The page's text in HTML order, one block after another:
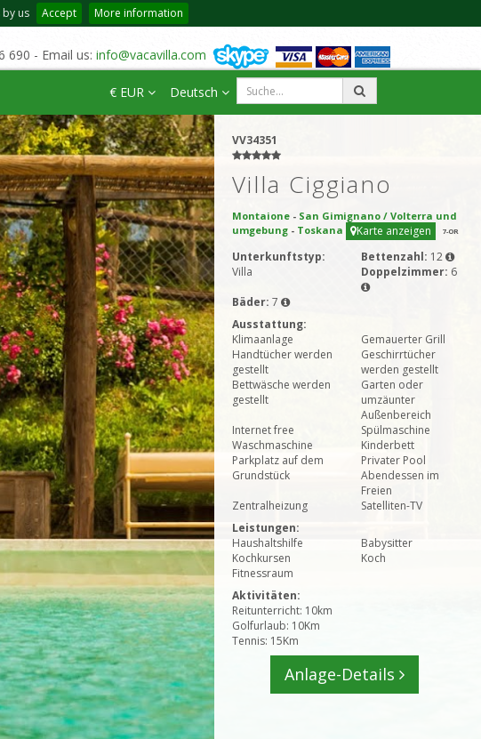
us Accept More information
690 - Email us: info@vacavilla.com
€ EUR Deutsch
VV34351
Villa Ciggiano
Montaione - San Gimignano / Volterra und
umgebung - Toskana Karte anzeigen 7-OR
Unterkunftstyp:
Villa
Bettenzahl: 12
Doppelzimmer: 6
Bäder: 7
Ausstattung:
Klimaanlage
Gemauerter Grill
Handtücher werden
gestellt
Geschirrtücher
werden gestellt
Bettwäsche werden
gestellt
Garten oder
umzäunter
Außenbereich
Internet free
Spülmaschine
Waschmaschine
Kinderbett
Parkplatz auf dem
Grundstück
Privater Pool
Abendessen im
Freien
Zentralheizung
Satelliten-TV
Leistungen:
Haushaltshilfe
Babysitter
Kochkursen
Koch
Fitnessraum
Aktivitäten:
Reitunterricht: 10km
Golfurlaub: 10Km
Tennis: 15Km
Anlage-Details